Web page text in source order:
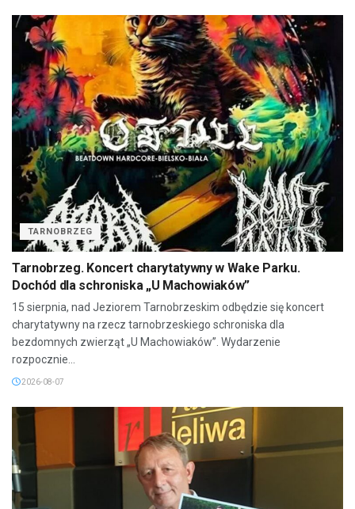
TARNOBRZEG
Tarnobrzeg. Koncert charytatywny w Wake Parku.
Dochód dla schroniska „U Machowiaków”
15 sierpnia, nad Jeziorem Tarnobrzeskim odbędzie się koncert
charytatywny na rzecz tarnobrzeskiego schroniska dla
bezdomnych zwierząt „U Machowiaków”. Wydarzenie
rozpocznie...
2026-08-07